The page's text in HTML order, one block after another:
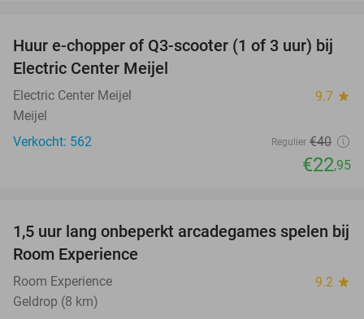
43%
Huur e-chopper of Q3-scooter (1 of 3 uur) bij
Electric Center Meijel
Electric Center Meijel 9.7 star
Meijel
Verkocht: 562
Regulier €40
€22,95
46%
1,5 uur lang onbeperkt arcadegames spelen bij
Room Experience
Room Experience 9.2 star
Geldrop (8 km)